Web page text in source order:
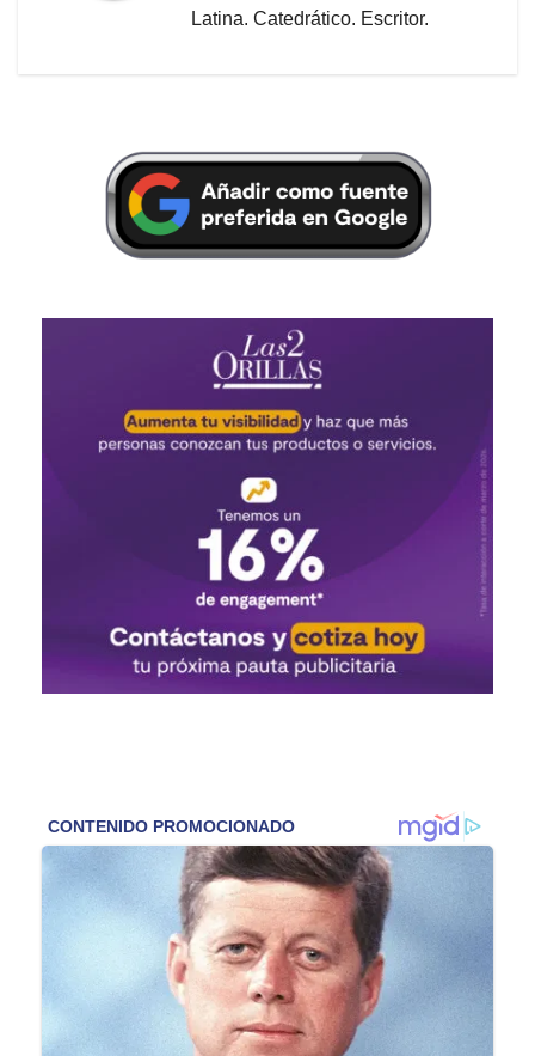
Latina. Catedrático. Escritor.